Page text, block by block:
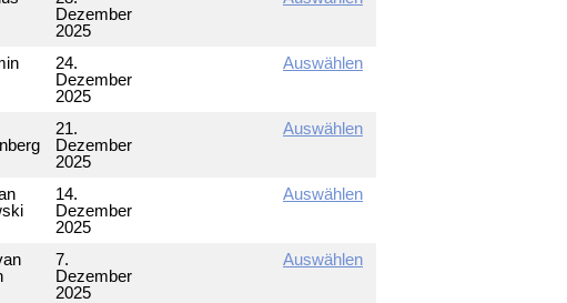
Dezember
2025
24.
Dezember
2025
Auswählen
21.
Dezember
2025
Auswählen
14.
Dezember
2025
Auswählen
7.
Dezember
2025
Auswählen